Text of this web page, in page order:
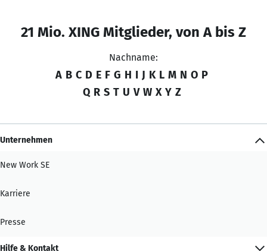
21 Mio. XING Mitglieder, von A bis Z
Nachname:
A B C D E F G H I J K L M N O P
Q R S T U V W X Y Z
Unternehmen
New Work SE
Karriere
Presse
Hilfe & Kontakt